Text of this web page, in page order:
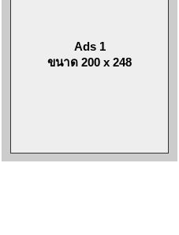
Ads 1
ขนาด 200 x 248